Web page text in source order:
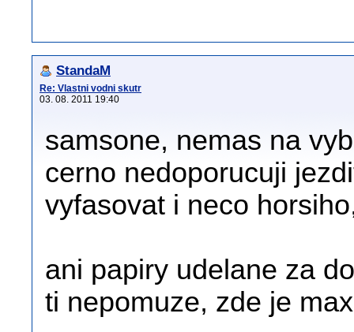
StandaM
Re: Vlastni vodni skutr
03. 08. 2011 19:40
samsone, nemas na
cerno nedoporucuji
vyfasovat i neco
ani papiry udelane za
ti nepomuze, zde je